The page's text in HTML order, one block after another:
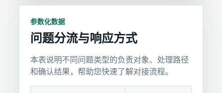
参数化数据
问题分流与响应方式
本表说明不同问题类型的负责对象、处理路径
和确认结果，帮助您快速了解对接流程。